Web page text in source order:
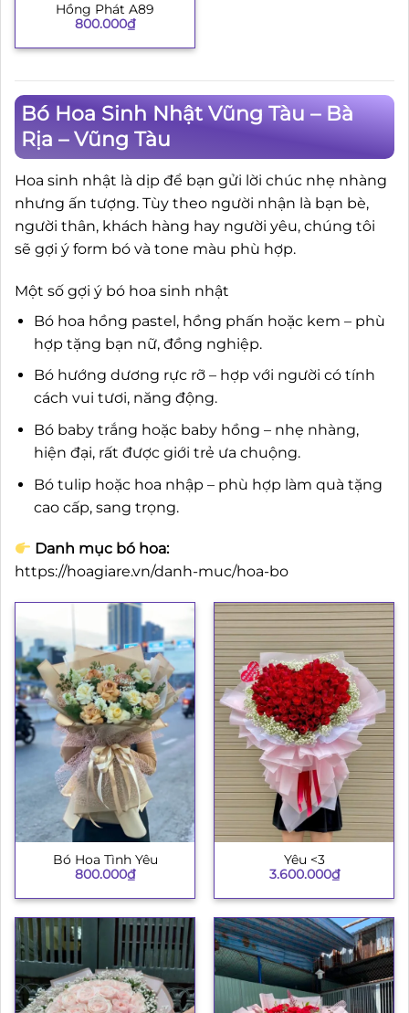
Hồng Phát A89
800.000₫
Bó Hoa Sinh Nhật Vũng Tàu – Bà
Rịa – Vũng Tàu
Hoa sinh nhật là dịp để bạn gửi lời chúc nhẹ nhàng
nhưng ấn tượng. Tùy theo người nhận là bạn bè,
người thân, khách hàng hay người yêu, chúng tôi
sẽ gợi ý form bó và tone màu phù hợp.
Một số gợi ý bó hoa sinh nhật
Bó hoa hồng pastel, hồng phấn hoặc kem – phù
hợp tặng bạn nữ, đồng nghiệp.
Bó hướng dương rực rỡ – hợp với người có tính
cách vui tươi, năng động.
Bó baby trắng hoặc baby hồng – nhẹ nhàng,
hiện đại, rất được giới trẻ ưa chuộng.
Bó tulip hoặc hoa nhập – phù hợp làm quà tặng
cao cấp, sang trọng.
Danh mục bó hoa:
https://hoagiare.vn/danh-muc/hoa-bo
Bó Hoa Tình Yêu
800.000₫
Yêu <3
3.600.000₫